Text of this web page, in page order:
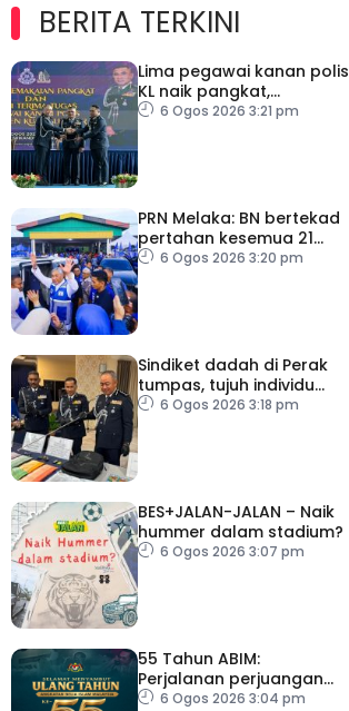
BERITA TERKINI
Lima pegawai kanan polis
KL naik pangkat,
perkukuh kepimpinan
6 Ogos 2026 3:21 pm
PRN Melaka: BN bertekad
pertahan kesemua 21
kerusi, terbuka sebarang
6 Ogos 2026 3:20 pm
Sindiket dadah di Perak
tumpas, tujuh individu
ditahan
6 Ogos 2026 3:18 pm
BES+JALAN-JALAN – Naik
hummer dalam stadium?
6 Ogos 2026 3:07 pm
55 Tahun ABIM:
Perjalanan perjuangan
berteraskan jati diri
6 Ogos 2026 3:04 pm